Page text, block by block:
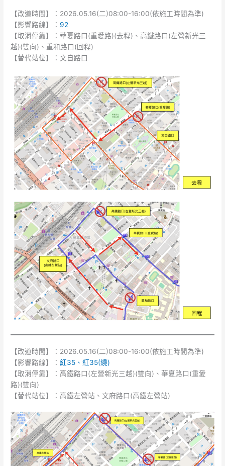
【改道時間】：2026.05.16(二)08:00-16:00(依施工時間為準)
【影響路線】： 92
【取消停靠】：華夏路口(重愛路)(去程)、高鐵路口(左營新光三
越)(雙向)、重和路口(回程)
【替代站位】：文自路口
【改道時間】：2026.05.16(二)08:00-16:00(依施工時間為準)
【影響路線】：紅35、紅35(繞)
【取消停靠】：高鐵路口(左營新光三越)(雙向)、華夏路口(重愛
路)(雙向)
【替代站位】：高鐵左營站、文府路口(高鐵左營站)